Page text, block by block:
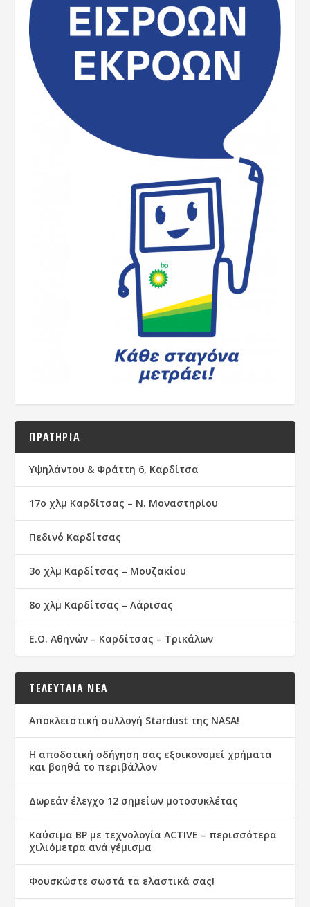
ΠΡΑΤΗΡΙΑ
Υψηλάντου & Φράττη 6, Καρδίτσα
17ο χλμ Καρδίτσας – Ν. Μοναστηρίου
Πεδινό Καρδίτσας
3ο χλμ Καρδίτσας – Μουζακίου
8ο χλμ Καρδίτσας – Λάρισας
Ε.Ο. Αθηνών – Καρδίτσας – Τρικάλων
ΤΕΛΕΥΤΑΙΑ ΝΕΑ
Αποκλειστική συλλογή Stardust της NASA!
Η αποδοτική οδήγηση σας εξοικονομεί χρήματα
και βοηθά το περιβάλλον
Δωρεάν έλεγχο 12 σημείων μοτοσυκλέτας
Καύσιμα ΒΡ με τεχνολογία ACTIVE – περισσότερα
χιλιόμετρα ανά γέμισμα
Φουσκώστε σωστά τα ελαστικά σας!